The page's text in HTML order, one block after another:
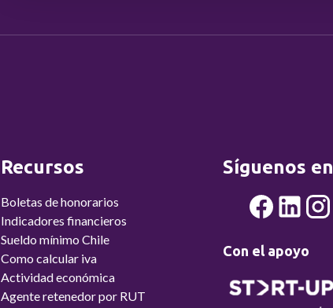
Recursos
Boletas de honorarios
Indicadores financieros
Sueldo mínimo Chile
Como calcular iva
Actividad económica
Agente retenedor por RUT
Síguenos en
Con el apoyo